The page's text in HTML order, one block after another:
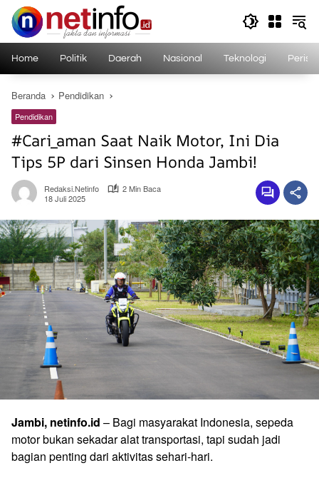
Langsung
konten
Home Politik Daerah Nasional Teknologi
Beranda Pendidikan
Pendidikan
#Cari_aman Saat Naik Motor, Ini Dia
Tips 5P dari Sinsen Honda Jambi!
Redaksi.netinfo
2 Min Baca
18 Juli 2025
Jambi, netinfo.id – Bagi masyarakat Indonesia, sepeda
motor bukan sekadar alat transportasi, tapi sudah jadi
bagian penting dari aktivitas sehari-hari.